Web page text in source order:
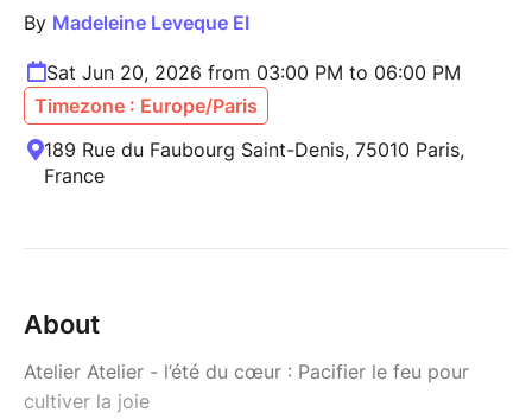
By Madeleine Leveque EI
Sat Jun 20, 2026 from 03:00 PM to 06:00 PM
Timezone : Europe/Paris
189 Rue du Faubourg Saint-Denis, 75010 Paris,
France
About
Atelier Atelier - l’été du cœur : Pacifier le feu pour
cultiver la joie